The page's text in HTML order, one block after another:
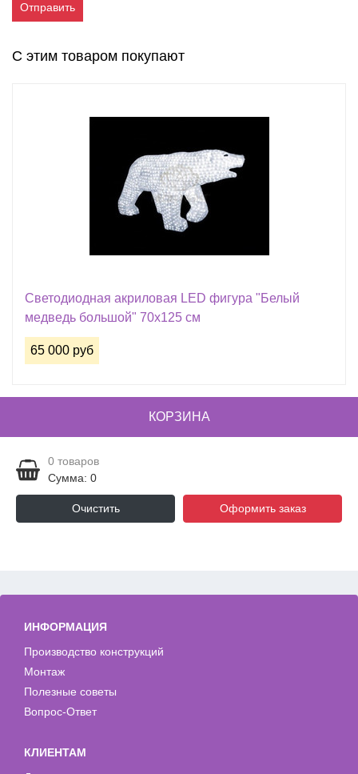
Отправить
С этим товаром покупают
Светодиодная акриловая LED фигура "Белый
медведь большой" 70х125 см
65 000 руб
КОРЗИНА
0 товаров
Сумма: 0
Очистить Оформить заказ
ИНФОРМАЦИЯ
Производство конструкций
Монтаж
Полезные советы
Вопрос-Ответ
КЛИЕНТАМ